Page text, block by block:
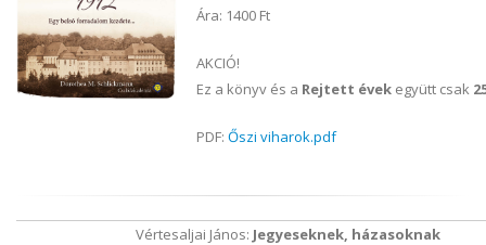
Ára: 1400 Ft
AKCIÓ!
Ez a könyv és a Rejtett évek együtt csak
PDF: Őszi viharok.pdf
Vértesaljai János: Jegyeseknek, házasoknak